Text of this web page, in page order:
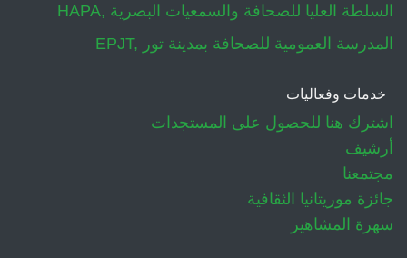
HAPA, السلطة العليا للصحافة والسمعيات البصرية
EPJT, المدرسة العمومية للصحافة بمدينة تور
خدمات وفعاليات
اشترك هنا للحصول على المستجدات
أرشيف
مجتمعنا
جائزة موريتانيا الثقافية
سهرة المشاهير